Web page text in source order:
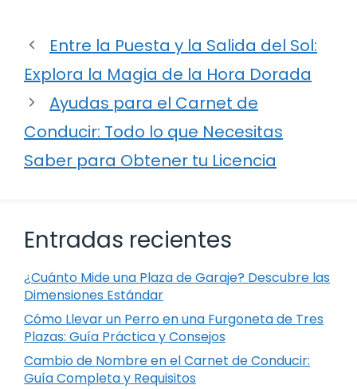
Entre la Puesta y la Salida del Sol:
Explora la Magia de la Hora Dorada
Ayudas para el Carnet de
Conducir: Todo lo que Necesitas
Saber para Obtener tu Licencia
Entradas recientes
¿Cuánto Mide una Plaza de Garaje? Descubre las
Dimensiones Estándar
Cómo Llevar un Perro en una Furgoneta de Tres
Plazas: Guía Práctica y Consejos
Cambio de Nombre en el Carnet de Conducir:
Guía Completa y Requisitos